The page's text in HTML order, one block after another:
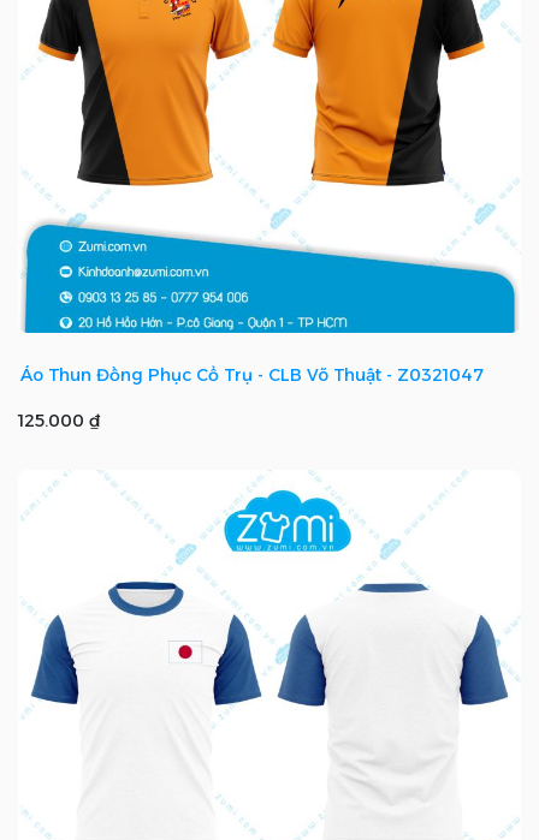
Áo Thun Đồng Phục Cổ Trụ - CLB Võ Thuật - Z0321047
125.000 ₫